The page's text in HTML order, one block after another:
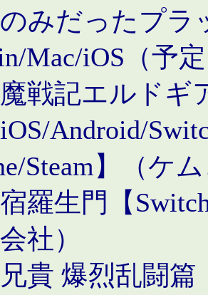
みだったプラ
Mac/iOS（予
戦記エルドギ
iOS/Android/
Steam】（ケ
羅生門【
社）
貴 爆烈乱闘篇